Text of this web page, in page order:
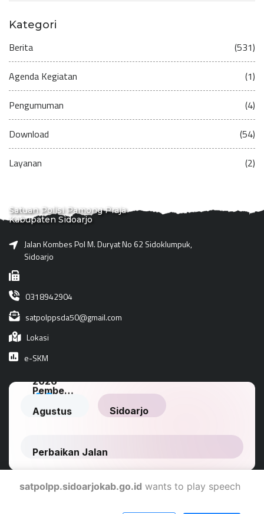
Kategori
Berita (531)
Agenda Kegiatan (1)
Pengumuman (4)
Download (54)
Layanan (2)
Satuan Polisi Pamong Praja
Kabupaten Sidoarjo
Jalan Kombes Pol M. Duryat No 62 Sidoklumpuk,
Sidoarjo
0318942904
satpolppsda50@gmail.com
Lokasi
e-SKM
satpolpp.sidoarjokab.go.id wants to play speech